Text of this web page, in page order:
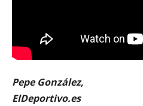
Pepe González,
ElDeportivo.es